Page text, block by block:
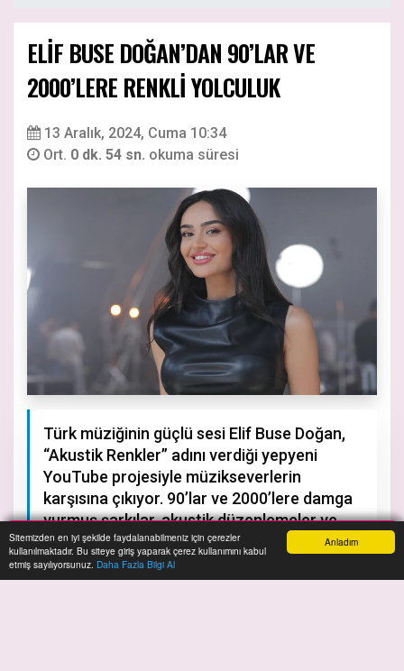
Anladım
Sitemizden en iyi şekilde faydalanabilmeniz için çerezler
kullanılmaktadır. Bu siteye giriş yaparak çerez kullanımını kabul
etmiş sayılıyorsunuz. Daha Fazla Bilgi Al
ELİF BUSE DOĞAN’DAN 90’LAR VE
2000’LERE RENKLİ YOLCULUK
13 Aralık, 2024, Cuma 10:34
Ort. 0 dk. 54 sn. okuma süresi
Türk müziğinin güçlü sesi Elif Buse Doğan,
“Akustik Renkler” adını verdiği yepyeni
YouTube projesiyle müzikseverlerin
karşısına çıkıyor. 90’lar ve 2000’lere damga
vurmuş şarkılar, akustik düzenlemeler ve
etkileyici görsel kurgular eşliğinde yeniden
hayat buluyor.
Anasayfa Yazarlar Haber Ara İhbar Hattı Menu